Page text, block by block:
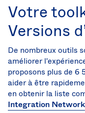
Votre
Versions
De nombreux outils
améliorer
proposons plus de
aider à être
en obtenir la liste
Integration Network